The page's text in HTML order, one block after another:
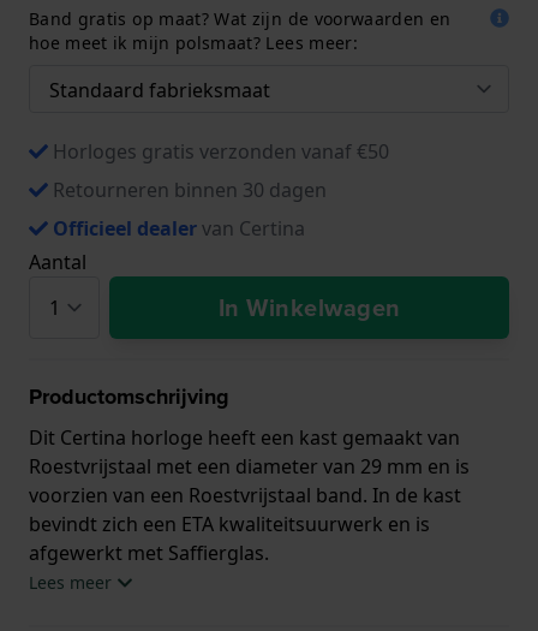
Band gratis op maat? Wat zijn de voorwaarden en
hoe meet ik mijn polsmaat? Lees meer:
Horloges gratis verzonden vanaf €50
Retourneren binnen 30 dagen
Officieel dealervan Certina
Aantal
In Winkelwagen
Productomschrijving
Dit Certina horloge heeft een kast gemaakt van
Roestvrijstaal met een diameter van 29 mm en is
voorzien van een Roestvrijstaal band. In de kast
bevindt zich een ETA kwaliteitsuurwerk en is
afgewerkt met Saffierglas.
Lees meer